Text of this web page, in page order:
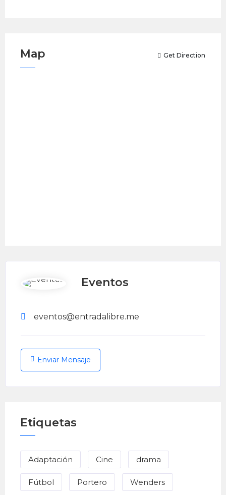
Map Get Direction
Eventos
eventos@entradalibre.me
Enviar Mensaje
Etiquetas
Adaptación Cine drama
Fútbol Portero Wenders